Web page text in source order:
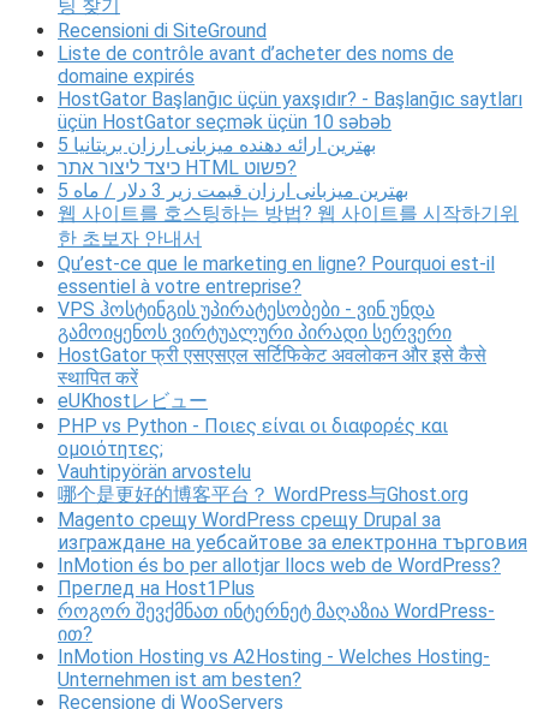
팅 찾기
Recensioni di SiteGround
Liste de contrôle avant d’acheter des noms de
domaine expirés
HostGator Başlanğıc üçün yaxşıdır? - Başlanğıc saytları
üçün HostGator seçmək üçün 10 səbəb
5 بهترین ارائه دهنده میزبانی ارزان بریتانیا
כיצד ליצור אתר HTML פשוט?
5 بهترین میزبانی ارزان قیمت زیر 3 دلار / ماه
웹 사이트를 호스팅하는 방법? 웹 사이트를 시작하기위
한 초보자 안내서
Qu’est-ce que le marketing en ligne? Pourquoi est-il
essentiel à votre entreprise?
VPS ჰოსტინგის უპირატესობები - ვინ უნდა
გამოიყენოს ვირტუალური პირადი სერვერი
HostGator फ्री एसएसएल सर्टिफिकेट अवलोकन और इसे कैसे
स्थापित करें
eUKhostレビュー
PHP vs Python - Ποιες είναι οι διαφορές και
ομοιότητες;
Vauhtipyörän arvostelu
哪个是更好的博客平台？ WordPress与Ghost.org
Magento срещу WordPress срещу Drupal за
изграждане на уебсайтове за електронна търговия
InMotion és bo per allotjar llocs web de WordPress?
Преглед на Host1Plus
როგორ შევქმნათ ინტერნეტ მაღაზია WordPress-
ით?
InMotion Hosting vs A2Hosting - Welches Hosting-
Unternehmen ist am besten?
Recensione di WooServers